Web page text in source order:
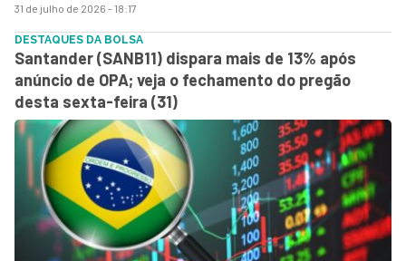
31 de julho de 2026 - 18:17
DESTAQUES DA BOLSA
Santander (SANB11) dispara mais de 13% após
anúncio de OPA; veja o fechamento do pregão
desta sexta-feira (31)